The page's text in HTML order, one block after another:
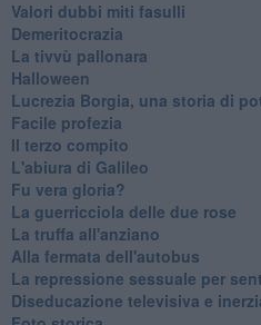
Valori dubbi miti fasulli
Demeritocrazia
La tivvù pallonara
Halloween
​Lucrezia Borgia, una storia di
Facile profezia
Il terzo compito
L'abiura di Galileo
Fu vera gloria?
La guerricciola delle due rose
La truffa all'anziano
Alla fermata dell'autobus
La repressione sessuale per
Diseducazione televisiva e